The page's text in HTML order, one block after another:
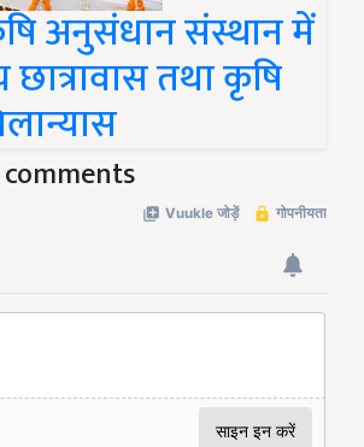
अनुसंधान संस्थान में
छात्रावास तथा कृषि